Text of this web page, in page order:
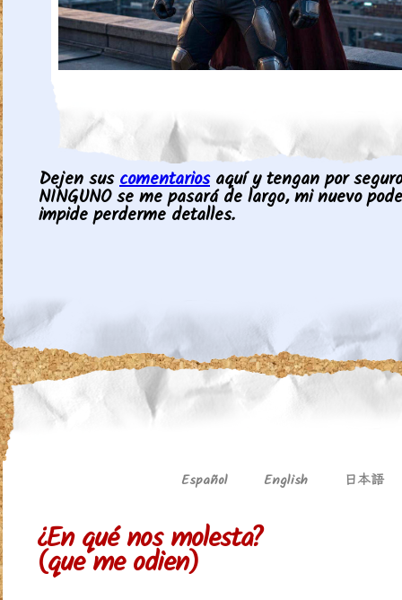
Dejen suscomentariosaquí y tengan por
NINGUNO se me pasará de largo, mi nuevo
impide perderme detalles.
Español English 日本語
¿En qué nos molesta?
(que me odien)